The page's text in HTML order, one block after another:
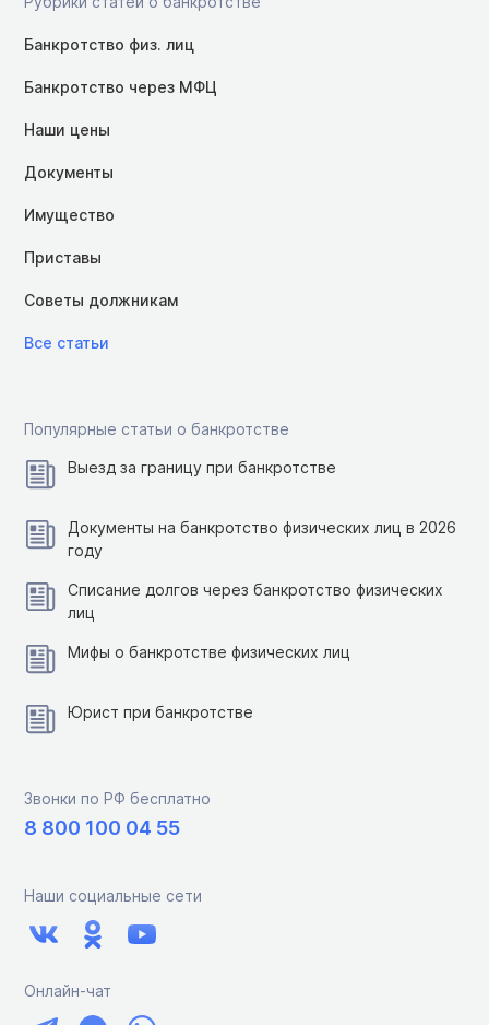
Банкротство физ. лиц
Банкротство через МФЦ
Наши цены
Документы
Имущество
Приставы
Советы должникам
Все статьи
Популярные статьи о банкротстве
Выезд за границу при банкротстве
Документы на банкротство физических лиц в 2026
году
Списание долгов через банкротство физических
лиц
Мифы о банкротстве физических лиц
Юрист при банкротстве
Звонки по РФ бесплатно
8 800 100 04 55
Наши социальные сети
Онлайн-чат